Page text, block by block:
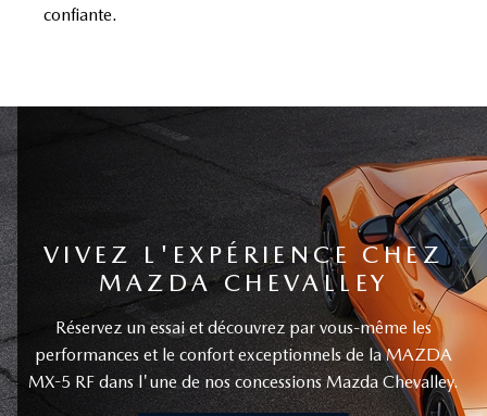
confiante.
VIVEZ L'EXPÉRIENCE CHEZ
MAZDA CHEVALLEY
Réservez un essai et découvrez par vous-même les
performances et le confort exceptionnels de la MAZDA
MX-5 RF dans l'une de nos concessions Mazda Chevalley.